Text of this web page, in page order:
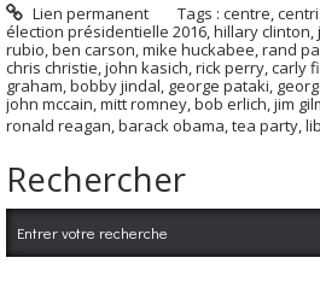
Rechercher
Lien permanent Tags :centre,
élection présidentielle 2016,hillary clinton,
rubio,ben carson,mike huckabee,rand
chris christie,john kasich,rick perry,carly
graham,bobby jindal, george pataki,
john mccain,mitt romney,bob erlich,jim
ronald reagan,barack obama,tea party,